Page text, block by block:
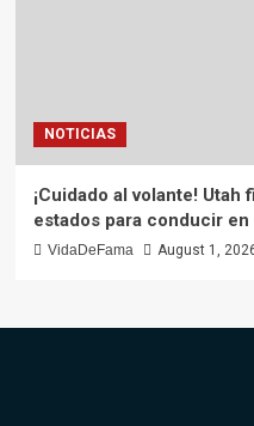
NOTICIAS
¡Cuidado al volante!
estados para conducir en
VidaDeFama August 1,